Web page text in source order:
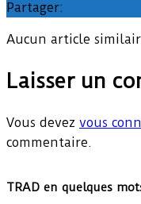
Partager:
Aucun article
Laisser un
Vous devez vous
commentaire.
TRAD en quelques